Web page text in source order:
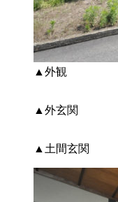
▲外観
▲外玄関
▲土間玄関